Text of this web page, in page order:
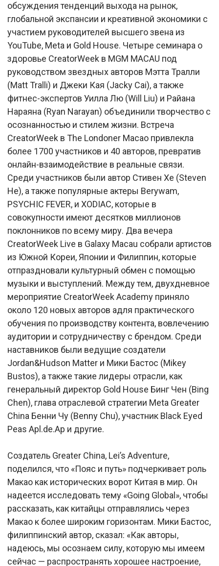
обсуждения тенденций выхода на рынок,
глобальной экспансии и креативной экономики с
участием руководителей высшего звена из
YouTube, Meta и Gold House. Четыре семинара о
здоровье CreatorWeek в MGM MACAU под
руководством звездных авторов Мэтта Тралли
(Matt Tralli) и Джеки Кая (Jacky Cai), а также
фитнес-экспертов Уилла Лю (Will Liu) и Райана
Нараяна (Ryan Narayan) объединили творчество с
осознанностью и стилем жизни. Встреча
CreatorWeek в The Londoner Macao привлекла
более 1700 участников и 40 авторов, превратив
онлайн-взаимодействие в реальные связи.
Среди участников были автор Стивен Хе (Steven
He), а также популярные актеры Berywam,
PSYCHIC FEVER, и XODIAC, которые в
совокупности имеют десятков миллионов
поклонников по всему миру. Два вечера
CreatorWeek Live в Galaxy Macau собрали артистов
из Южной Кореи, Японии и Филиппин, которые
отпраздновали культурный обмен с помощью
музыки и выступлений. Между тем, двухдневное
мероприятие CreatorWeek Academy приняло
около 120 новых авторов адля практического
обучения по производству контента, вовлечению
аудитории и сотрудничеству с брендом. Среди
наставников были ведущие создатели
Jordan&Hudson Matter и Мики Бастос (Mikey
Bustos), а также такие лидеры отрасли, как
генеральный директор Gold House Бинг Чен (Bing
Chen), глава отраслевой стратегии Meta Greater
China Бенни Чу (Benny Chu), участник Black Eyed
Peas Apl.de.Ap и другие.
Создатель Greater China, Lei’s Adventure,
поделился, что «Пояс и путь» подчеркивает роль
Макао как исторических ворот Китая в мир. Он
надеется исследовать тему «Going Global», чтобы
рассказать, как китайцы отправлялись через
Макао к более широким горизонтам. Мики Бастос,
филиппинский автор, сказал: «Как авторы,
надеюсь, мы осознаем силу, которую мы имеем
сейчас — распространять хорошее настроение,